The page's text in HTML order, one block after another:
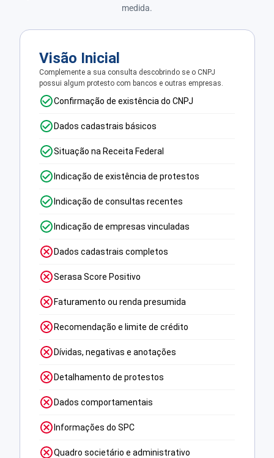
medida.
Visão Inicial
Complemente a sua consulta descobrindo se o CNPJ
possui algum protesto com bancos e outras empresas.
Confirmação de existência do CNPJ
Dados cadastrais básicos
Situação na Receita Federal
Indicação de existência de protestos
Indicação de consultas recentes
Indicação de empresas vinculadas
Dados cadastrais completos
Serasa Score Positivo
Faturamento ou renda presumida
Recomendação e limite de crédito
Dívidas, negativas e anotações
Detalhamento de protestos
Dados comportamentais
Informações do SPC
Quadro societário e administrativo